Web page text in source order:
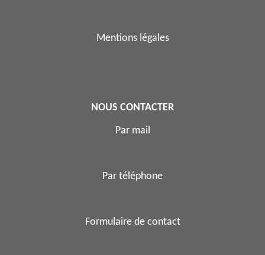
Mentions légales
NOUS CONTACTER
Par mail
Par téléphone
Formulaire de contact